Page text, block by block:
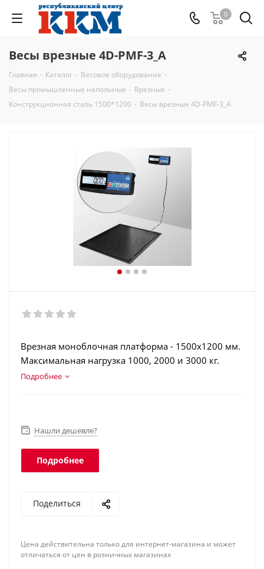
0
Весы врезные 4D-PMF-3_A
Главная - Каталог - Весовое оборудование -
Весы промышленные напольные - Врезные -
Конструкционная сталь 1500*1200 - Весы врезные 4D-PMF-3_A
Врезная моноблочная платформа - 1500х1200 мм.
Максимальная нагрузка 1000, 2000 и 3000 кг.
Конструкционная сталь. Аккумулятор. Интерфейс
Подробнее
Нашли дешевле?
Подробнее
Поделиться
Цена действительна только для интернет-магазина и может
отличаться от цен в розничных магазинах